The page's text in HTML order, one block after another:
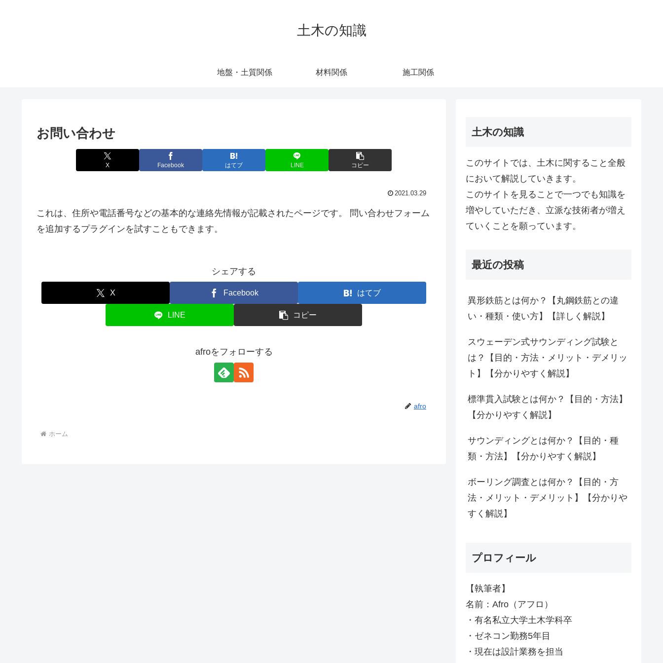
土木の知識
地盤・土質関係 材料関係 施工関係
お問い合わせ
X Facebook はてブ LINE コピー
2021.03.29
これは、住所や電話番号などの基本的な連絡先情報が記載されたページです。 問い合わせフォーム
を追加するプラグインを試すこともできます。
シェアする
X Facebook はてブ
LINE コピー
afroをフォローする
afro
ホーム
土木の知識
このサイトでは、土木に関すること全般
において解説していきます。
このサイトを見ることで一つでも知識を
増やしていただき、立派な技術者が増え
ていくことを願っています。
最近の投稿
異形鉄筋とは何か？【丸鋼鉄筋との違
い・種類・使い方】【詳しく解説】
スウェーデン式サウンディング試験と
は？【目的・方法・メリット・デメリッ
ト】【分かりやすく解説】
標準貫入試験とは何か？【目的・方法】
【分かりやすく解説】
サウンディングとは何か？【目的・種
類・方法】【分かりやすく解説】
ボーリング調査とは何か？【目的・方
法・メリット・デメリット】【分かりや
すく解説】
プロフィール
【執筆者】
名前：Afro（アフロ）
・有名私立大学土木学科卒
・ゼネコン勤務5年目
・現在は設計業務を担当